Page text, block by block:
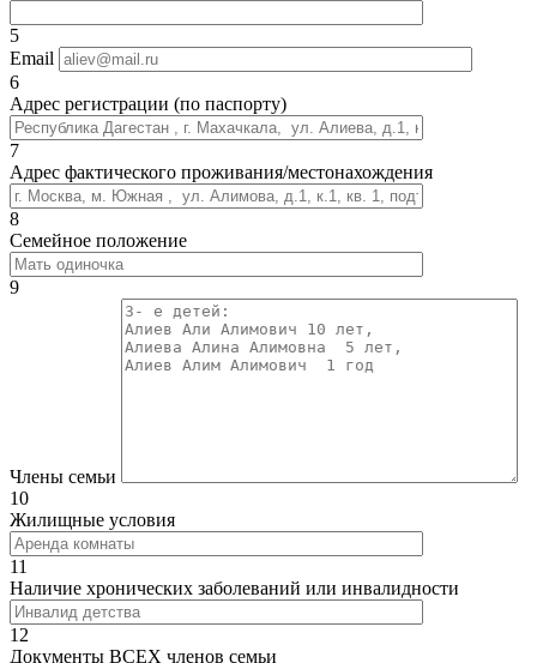
5
Email
6
Адрес регистрации (по паспорту)
7
Адрес фактического проживания/местонахождения
8
Семейное положение
9
Члены семьи
10
Жилищные условия
11
Наличие хронических заболеваний или инвалидности
12
Документы ВСЕХ членов семьи